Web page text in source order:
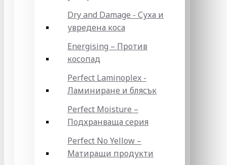
Dry and Damage - Суха и
увредена коса
Energising – Против
косопад
Perfect Laminoplex -
Ламиниране и блясък
Perfect Moisture –
Подхранваща серия
Perfect No Yellow –
Матиращи продукти